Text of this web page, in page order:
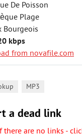
De Poisson
Plage
Bourgeois
kbps
from novafile.com
MP3
a dead link
there are no links -